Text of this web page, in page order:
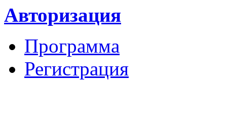
Авторизация
Программа
Регистрация